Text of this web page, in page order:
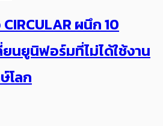
ผนึก 10
นยูนิฟอร์มที่ไม่ได้ใช้งาน
โลก